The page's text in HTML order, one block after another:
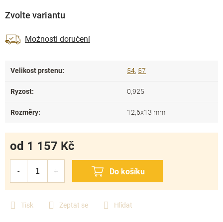
Tisk Zeptat se Hlídat
Zvolte variantu
Možnosti doručení
od 1 157 Kč
Velikost prstenu: 54, 57
Ryzost: 0,925
Rozměry: 12,6x13 mm